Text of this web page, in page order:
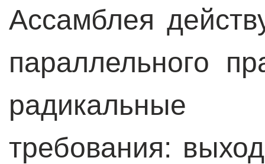
Ассамблея
параллельного
радикальные
требования: